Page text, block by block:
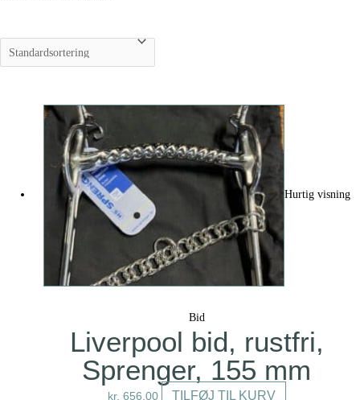
Hurtig visning
Bid
Liverpool bid, rustfri,
Sprenger, 155 mm
kr. 656,00 TILFØJ TIL KURV